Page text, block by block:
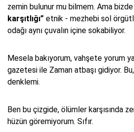
zemin bulunur mu bilmem. Ama
karşıtlığı” etnik - mezhebi sol
odağı aynı çuvalın içine sokabiliyor.
Mesela bakıyorum, vahşete yorum
gazetesi ile Zaman atbaşı gidiyor.
denklemi.
Ben bu çizgide, ölümler karşısında
hüzün göremiyorum. Sıfır.